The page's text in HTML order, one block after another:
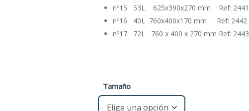
nº15 53L 625x390x270 mm Ref: 2441
nº16 40L 760x400x170 mm Ref: 2442
nº17 72L 760 x 400 x 270 mm Ref: 2443
Tamaño